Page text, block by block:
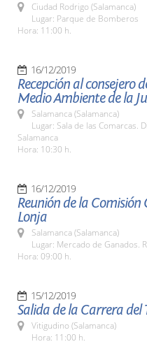
Ciudad Rodrigo (Salamanca)
Lugar: Parque de Bomberos
Hora: 11:00 h.
16/12/2019
Recepción al consejero
Medio Ambiente de la
Salamanca (Salamanca)
Lugar: Sala de las Comarcas.
Salamanca
Hora: 10:30 h.
16/12/2019
Reunión de la Comisión
Lonja
Salamanca (Salamanca)
Lugar: Mercado de Ganados.
Hora: 09:00 h.
15/12/2019
Salida de la Carrera del
Vitigudino (Salamanca)
Hora: 11:00 h.